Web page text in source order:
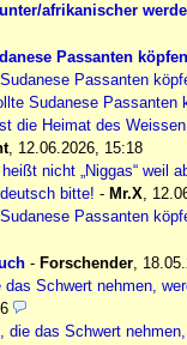
afrikanischer
Passanten
Passanten
Sudanese Passanten
die Heimat des
, 12.06.2026, 15:18
heißt nicht „Niggas“ weil
bitte! - Mr.X
Passanten
- Forschender
das Schwert nehmen,
die das Schwert